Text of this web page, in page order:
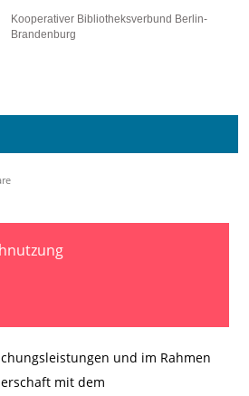
Kooperativer Bibliotheksverbund Berlin-
Brandenburg
und im Rahmen
mit dem